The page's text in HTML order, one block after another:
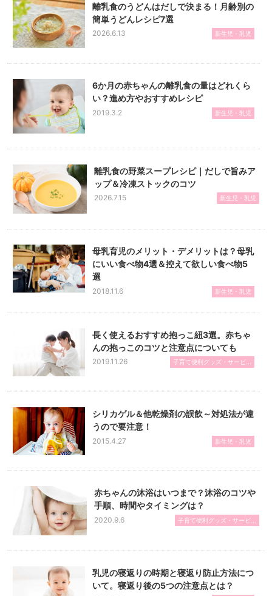
離乳食のうどんはだしで決まる！月齢別の
簡単うどんレシピ7選
2026.6.13 新生児・乳児
6か月の赤ちゃんの離乳食の量はどれくら
い？進め方やおすすめレシピ
2019.3.2 新生児・乳児
離乳食の野菜スープレシピ｜だしで旨みア
ップ＆冷凍ストックのコツ
2026.7.15 新生児・乳児
母乳育児のメリット・デメリットは？母乳
にいい食べ物4選＆控えて欲しい食べ物5
選
2018.11.6 新生児・乳児
長く使えるおすすめ抱っこ紐3選。赤ちゃ
んの抱っこのコツと注意点についても
2019.11.26 子育て便利グッズ・サービ...
シリカゲル＆他乾燥剤の誤飲～対処法が違
うので要注意！
2015.4.27 新生児・乳児
赤ちゃんの沐浴はいつまで？沐浴のコツや
手順、時間やタイミングは？
2020.9.6 子育て便利グッズ・サービ...
乳児の寝返りの時期と寝返り防止方法につ
いて。寝返り後の5つの注意点とは？